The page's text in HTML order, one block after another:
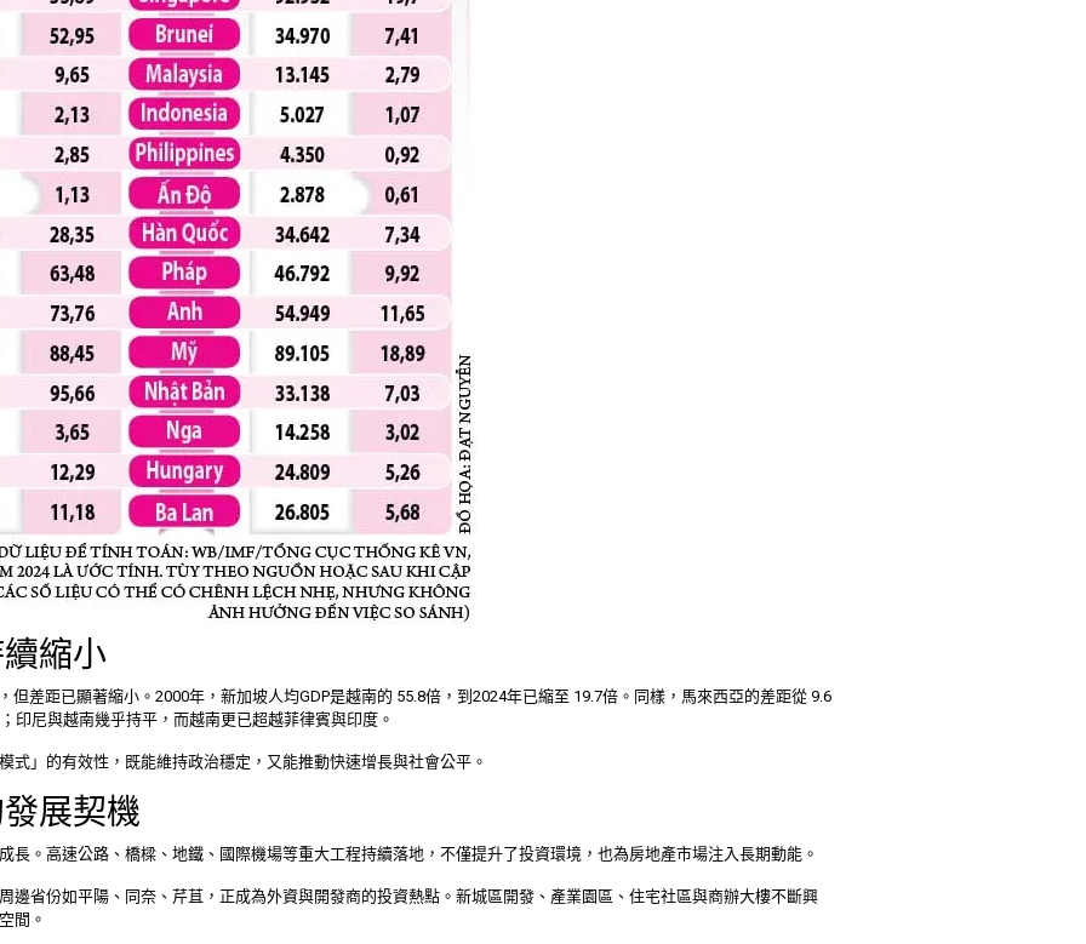
縮小
但差距已顯著縮小。2000年，新加坡人均GDP是越南的 55.8倍，到2024年已縮至 19.7倍。同樣，馬來西亞的差距從 9.6
印尼與越南幾乎持平，而越南更已超越菲律賓與印度。
式」的有效性，既能維持政治穩定，又能推動快速增長與社會公平。
展契機
長。高速公路、橋樑、地鐵、國際機場等重大工程持續落地，不僅提升了投資環境，也為房地產市場注入長期動能。
邊省份如平陽、同奈、芹苴，正成為外資與開發商的投資熱點。新城區開發、產業園區、住宅社區與商辦大樓不斷興
間。